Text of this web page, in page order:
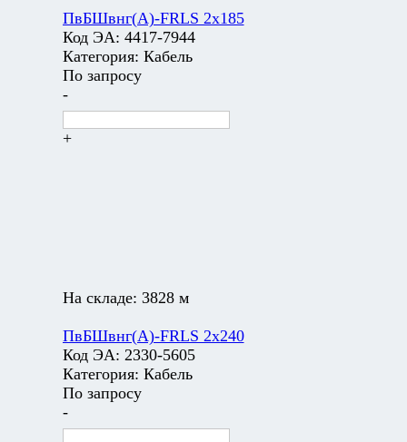
ПвБШвнг(А)-FRLS 2х185
Код ЭА: 4417-7944
Категория: Кабель
По запросу
-
+
На складе: 3828 м
ПвБШвнг(А)-FRLS 2х240
Код ЭА: 2330-5605
Категория: Кабель
По запросу
-